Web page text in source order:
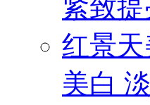
紧致提
红景
美白